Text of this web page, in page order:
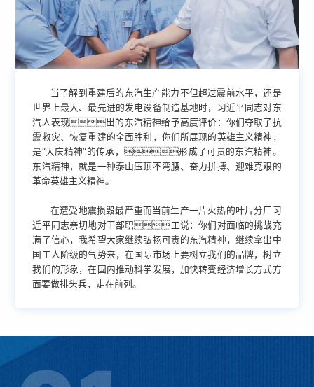
当了解到重建后的东汽生产能力不但超过震前水平，还是
世界上最大、最先进的发电设备制造基地时，习近平同志对东
汽人表现出的东汽精神给予高度评价：你们夺取了抗
震救灾、恢复重建的全面胜利，你们所展现的英雄主义精神，
是“大庆精神”的传承，形成了可贵的东汽精神。
东汽精神，就是一种泰山压顶不弯腰、奋力拼搏、迎难克艰的
革命英雄主义精神。
在遭受地震损毁最严重而当前生产一片火热的叶片分厂习
近平同志亲切地对干部职工说：你们对面临的挑战充
满了信心，我希望大家继续弘扬可贵的东汽精神，继续拿出中
国工人阶级的气势来，在国际市场上要树立我们的品牌，树立
我们的形象，在国内推动科学发展，加快转变经济增长方式方
面要做排头兵，走在前列。